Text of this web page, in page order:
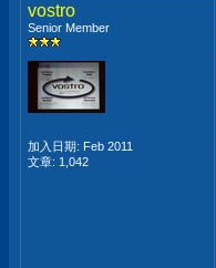
vostro
Senior Member
加入日期: Feb 2011
文章: 1,042